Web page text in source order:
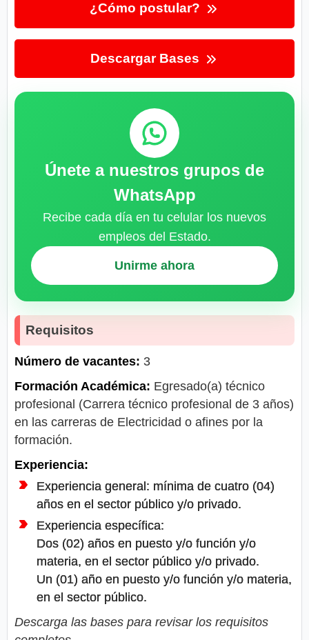
¿Cómo postular?
Descargar Bases
Únete a nuestros grupos de
WhatsApp
Recibe cada día en tu celular los nuevos
empleos del Estado.
Unirme ahora
Requisitos
Número de vacantes: 3
Formación Académica: Egresado(a) técnico
profesional (Carrera técnico profesional de 3 años)
en las carreras de Electricidad o afines por la
formación.
Experiencia:
Experiencia general: mínima de cuatro (04)
años en el sector público y/o privado.
Experiencia específica:
Dos (02) años en puesto y/o función y/o
materia, en el sector público y/o privado.
Un (01) año en puesto y/o función y/o materia,
en el sector público.
Descarga las bases para revisar los requisitos